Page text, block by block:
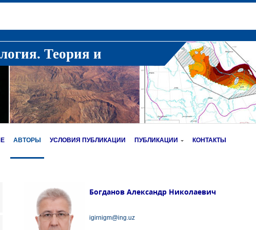
Теория и
АВТОРЫ УСЛОВИЯ ПУБЛИКАЦИИ ПУБЛИКАЦИИ КОНТАКТЫ
Богданов Александр Николаевич
igirnigm@ing.uz